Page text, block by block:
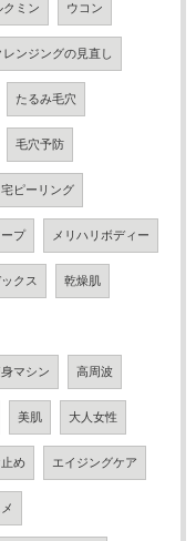
クミン ウコン
レンジングの見直し
たるみ毛穴
毛穴予防
宅ピーリング
プ メリハリボディー
クス 乾燥肌
マシン 高周波
美肌 大人女性
め エイジングケア